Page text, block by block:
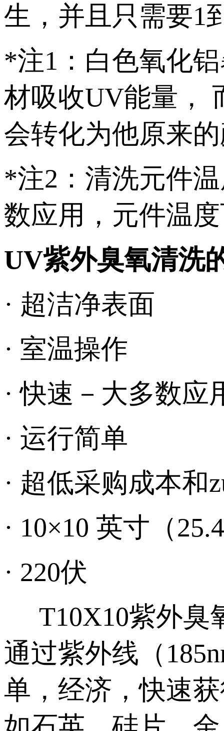
生，并且只需要1
*注1：白色氧化
材吸收UV能量，
会转化为他原来
*注2：清洗元件
数应用，元件温
UV紫外臭氧清洗
· 超洁净表面
· 室温操作
· 快速－大多数应
· 运行简单
· 超低采购成本和
· 10×10 英寸（
· 220伏
T10X10紫外臭
通过紫外线（
单，经济，快速